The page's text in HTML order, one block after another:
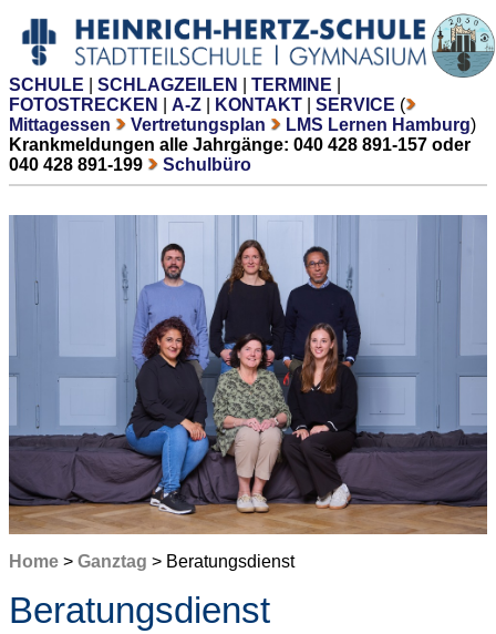
SCHULE SCHLAGZEILEN TERMINE
FOTOSTRECKEN
A-Z KONTAKT SERVICE (
Mittagessen
Vertretungsplan LMS Lernen Hamburg)
Krankmeldungen alle Jahrgänge: 040 428 891-157 oder
040 428 891-199
Schulbüro
Home > Ganztag > Beratungsdienst
Beratungsdienst